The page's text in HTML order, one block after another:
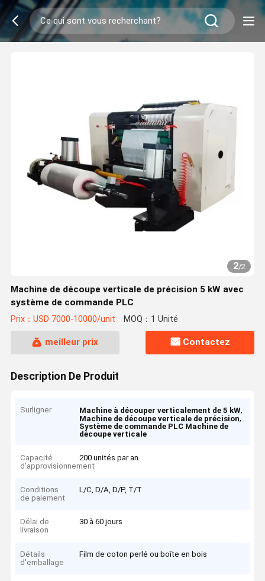
2/2
Machine de découpe verticale de précision 5 kW avec
système de commande PLC
Prix：USD 7000-10000/unit MOQ：1 Unité
meilleur prix Contactez
Description De Produit
Surligner Machine à découper verticalement de 5 kW,
Machine de découpe verticale de précision,
Système de commande PLC Machine de
découpe verticale
Capacité
d'approvisionnement
200 unités par an
Conditions
de paiement
L/C, D/A, D/P, T/T
Délai de
livraison
30 à 60 jours
Détails
d'emballage
Film de coton perlé ou boîte en bois